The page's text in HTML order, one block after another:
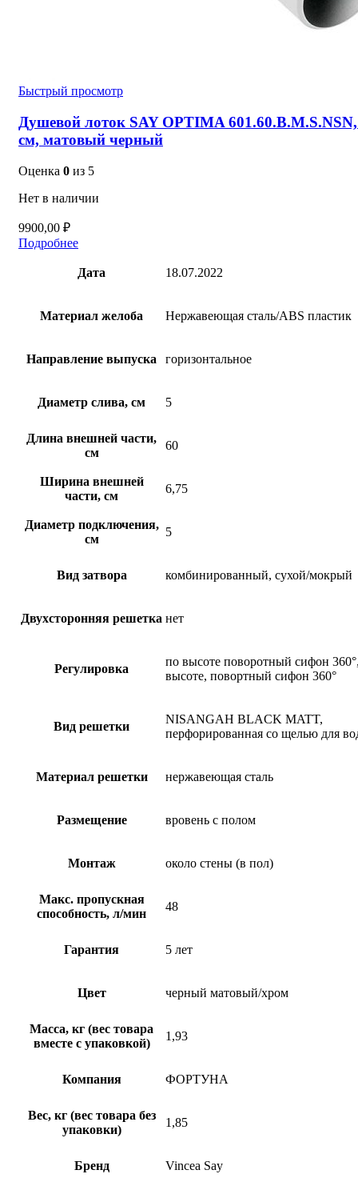
Быстрый просмотр
Душевой лоток SAY OPTIMA
см, матовый черный
Оценка 0 из 5
Нет в наличии
9900,00 ₽
Подробнее
Дата 18.07.2022
Материал желоба Нержавеющая сталь/ABS пластик
Направление выпуска горизонтальное
Диаметр слива, см 5
Длина внешней части,
см
60
Ширина внешней
части, см
6,75
Диаметр подключения,
см
5
Вид затвора комбинированный, сухой/мокрый
Двухсторонняя решетка нет
Регулировка
по высоте поворотный сифон
высоте, повортный сифон 360°
Вид решетки
NISANGAH BLACK MATT,
перфорированная со щелью для
Материал решетки нержавеющая сталь
Размещение вровень с полом
Монтаж около стены (в пол)
Макс. пропускная
способность, л/мин
48
Гарантия 5 лет
Цвет черный матовый/хром
Масса, кг (вес товара
вместе с упаковкой)
1,93
Компания ФОРТУНА
Вес, кг (вес товара без
упаковки)
1,85
Бренд Vincea Say